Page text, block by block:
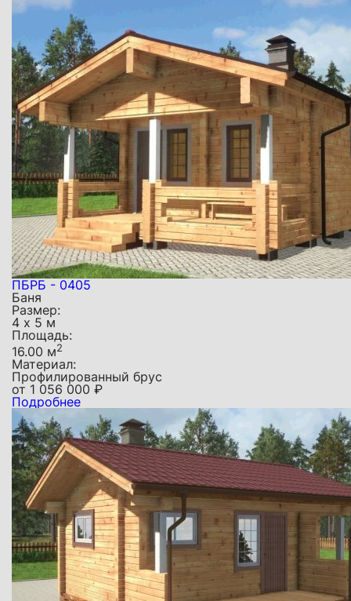
ПБРБ - 0405
Баня
Размер:
4 х 5 м
Площадь:
16.00 м2
Материал:
Профилированный брус
от 1 056 000 ₽
Подробнее